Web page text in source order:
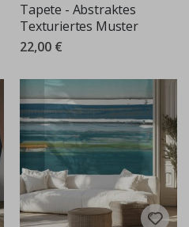
Tapete - Abstraktes
Texturiertes Muster
22,00 €